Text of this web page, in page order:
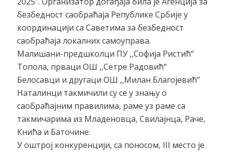
безбедност саобраћаја Републике Србије у
координацији са Саветима за безбедност
саобраћаја локалних самоуправа.
Mалишани-предшколци ПУ ,,Софија Ристић“
Топола, прваци ОШ ,,Сетре Радовић“
Белосавци и другаци ОШ ,,Милан Благојевић“
Наталинци такмичили су се у знању о
саобраћајним правилима, раме уз раме са
такмичарима из Младеновца, Свилајнца, Раче,
Кнића и Баточине.
У оштрој конкуренцији, са поносом, III место је